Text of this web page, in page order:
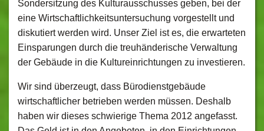
Sondersitzung des Kulturausschusses geben, bei der
eine Wirtschaftlichkeitsuntersuchung vorgestellt und
diskutiert werden wird. Unser Ziel ist es, die erwarteten
Einsparungen durch die treuhänderische Verwaltung
der Gebäude in die Kultureinrichtungen zu investieren.
Wir sind überzeugt, dass Bürodienstgebäude
wirtschaftlicher betrieben werden müssen. Deshalb
haben wir dieses schwierige Thema 2012 angefasst.